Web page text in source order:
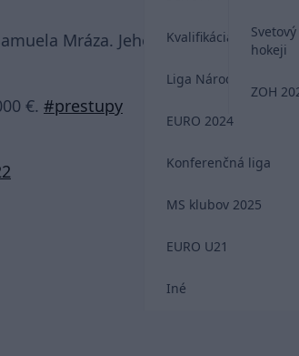
Kvalifikácia MS 2026
Liga Národov
EURO 2024
Konferenčná liga
MS klubov 2025
EURO U21
Iné
hokeji
ZOH
Mráza. Jeho ďalšie kroky by
€. #prestupy